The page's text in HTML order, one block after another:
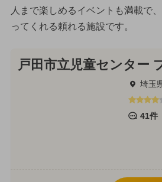
人まで楽しめるイベントも満載で
ってくれる頼れる施設です。
戸田市立児童センター
埼玉
41件